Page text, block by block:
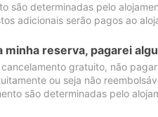
são determinadas pelo
adicionais serão pagos ao
minha reserva, pagarei
gratuito, não
ou seja não
são determinadas pelo